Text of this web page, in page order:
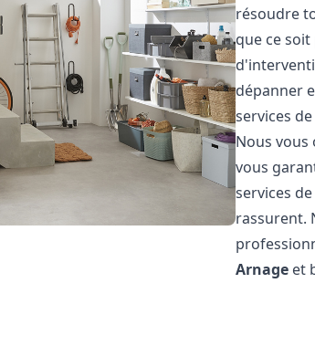
résoudre
que ce
dépanner
services
Nous
vous
services
rassurent.
Arnage et